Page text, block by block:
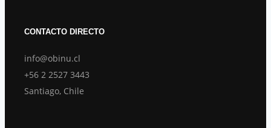
CONTACTO DIRECTO
info@obinu.cl
+56 2 2527 3443
Santiago, Chile